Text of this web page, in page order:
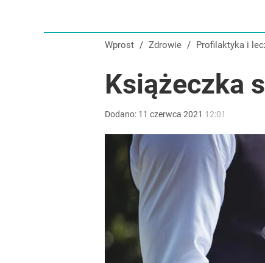
Wprost / Zdrowie / Profilaktyka i
Książeczka
Dodano: 11 czerwca 2021 12:01